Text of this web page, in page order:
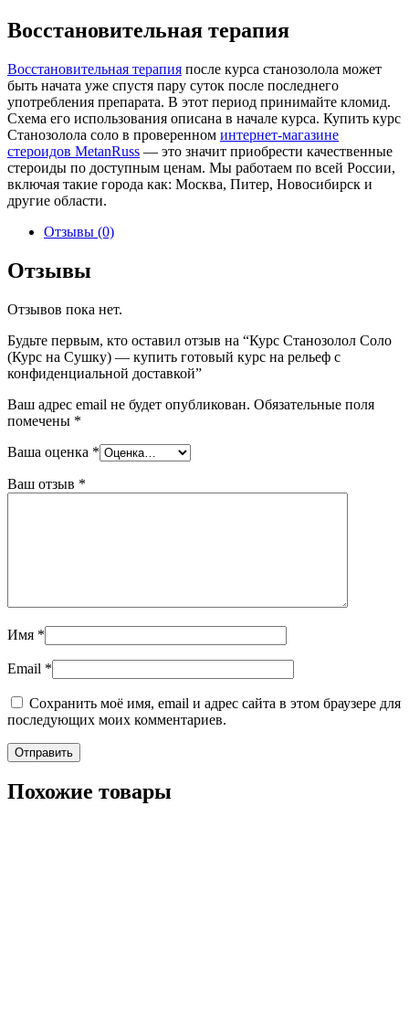
Восстановительная терапия
Восстановительная терапия после курса станозолола может
быть начата уже спустя пару суток после последнего
употребления препарата. В этот период принимайте кломид.
Схема его использования описана в начале курса. Купить курс
Станозолола соло в проверенном интернет-магазине
стероидов MetanRuss — это значит приобрести качественные
стероиды по доступным ценам. Мы работаем по всей России,
включая такие города как: Москва, Питер, Новосибирск и
другие области.
Отзывы (0)
Отзывы
Отзывов пока нет.
Будьте первым, кто оставил отзыв на “Курс Станозолол Соло
(Курс на Сушку) — купить готовый курс на рельеф с
конфиденциальной доставкой”
Ваш адрес email не будет опубликован. Обязательные поля
помечены *
Ваша оценка *
Ваш отзыв *
Имя *
Email *
Сохранить моё имя, email и адрес сайта в этом браузере для
последующих моих комментариев.
Похожие товары